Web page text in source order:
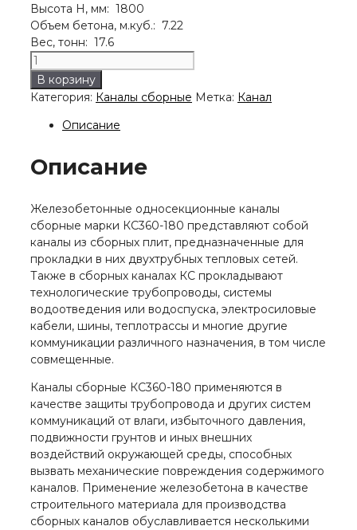
Высота H, мм: 1800
Объем бетона, м.куб.: 7.22
Вес, тонн: 17.6
Количество
товара
Канал
180
В корзину
Категория: Каналы сборные Метка: Канал
Описание
Описание
Железобетонные односекционные каналы
сборные марки КС360-180 представляют собой
каналы из сборных плит, предназначенные для
прокладки в них двухтрубных тепловых сетей.
Также в сборных каналах КС прокладывают
технологические трубопроводы, системы
водоотведения или водоспуска, электросиловые
кабели, шины, теплотрассы и многие другие
коммуникации различного назначения, в том числе
совмещенные.
Каналы сборные КС360-180 применяются в
качестве защиты трубопровода и других систем
коммуникаций от влаги, избыточного давления,
подвижности грунтов и иных внешних
воздействий окружающей среды, способных
вызвать механические повреждения содержимого
каналов. Применение железобетона в качестве
строительного материала для производства
сборных каналов обуславливается несколькими